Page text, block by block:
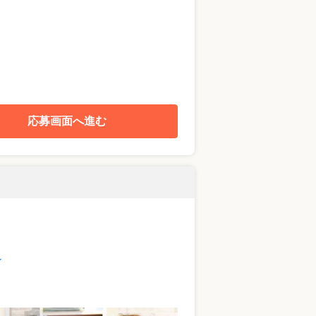
応募画面へ進む